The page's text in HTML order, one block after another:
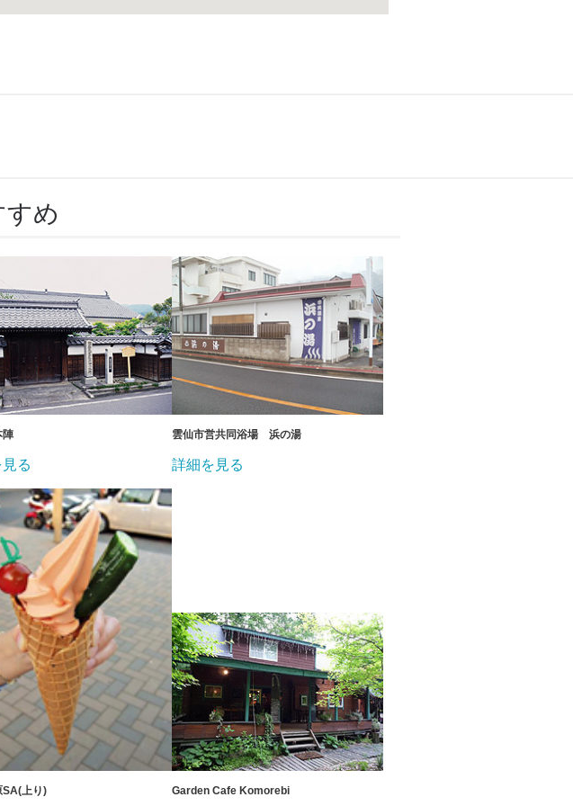
すめ
陣
る
雲仙市営共同浴場 浜の湯
詳細を見る
SA(上り) Garden Cafe Komorebi